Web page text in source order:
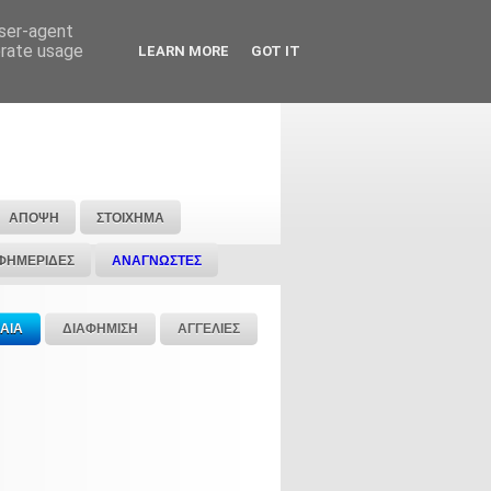
ΑΠΟΨΗ ΣΤΟΙΧΗΜΑ
ΑΝΑΓΝΩΣΤΕΣ
ΔΙΑΦΗΜΙΣΗ ΑΓΓΕΛΙΕΣ
agent
usage
LEARN MORE GOT IT